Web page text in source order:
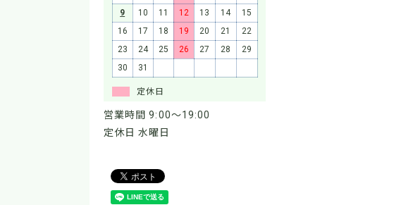
9
10 11 12 13 14
15
16
17 18 19 20 21
22
23
24 25 26 27 28
29
30
31
定休日
営業時間 9:00～19:00
定休日 水曜日